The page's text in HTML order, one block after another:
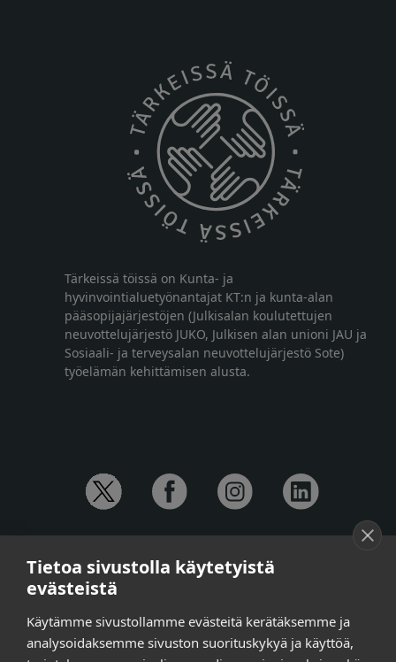
Tärkeissä töissä on Kunta- ja
hyvinvointialuetyönantajat KT:n ja kunta-alan
pääsopijajärjestöjen (Julkisalan koulutettujen
neuvottelujärjestö JUKO, Julkisen alan unioni JAU ja
Sosiaali- ja terveysalan neuvottelujärjestö Sote)
työelämän kehittämisen alusta.
Anna-Mari Jaanu, kehittämispäällikkö,
puh. +358 50 572 4620
Henna Honkalo,
viestintäpäällikkö,
puh. +358 50 479 6618
Tietoa sivustolla käytetyistä
evästeistä
Käytämme sivustollamme evästeitä kerätäksemme ja
analysoidaksemme sivuston suorituskykyä ja käyttöä,